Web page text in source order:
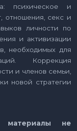
психическое и
отношения, секс и
личности по
и активизации
необходимых для
Коррекция
и членов семьи,
новой стратегии
не